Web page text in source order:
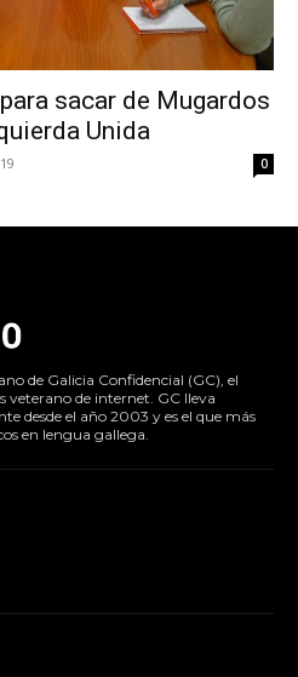
sacar de Mugardos
Unida
0
de Galicia Confidencial (GC), el
veterano de internet. GC lleva
desde el año 2003 y es el que más
en lengua gallega.